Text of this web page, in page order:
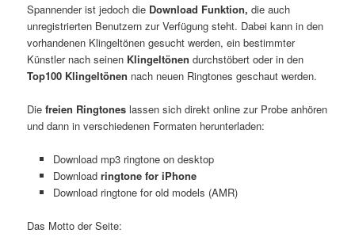
Spannender ist jedoch die Download Funktion, die auch
unregistrierten Benutzern zur Verfügung steht. Dabei kann in den
vorhandenen Klingeltönen gesucht werden, ein bestimmter
Künstler nach seinen Klingeltönen durchstöbert oder in den
Top100 Klingeltönen nach neuen Ringtones geschaut werden.
Diefreien Ringtones lassen sich direkt online zur Probe anhören
und dann in verschiedenen Formaten herunterladen:
Download mp3 ringtone on desktop
Download ringtone for iPhone
Download ringtone for old models (AMR)
Das Motto der Seite: